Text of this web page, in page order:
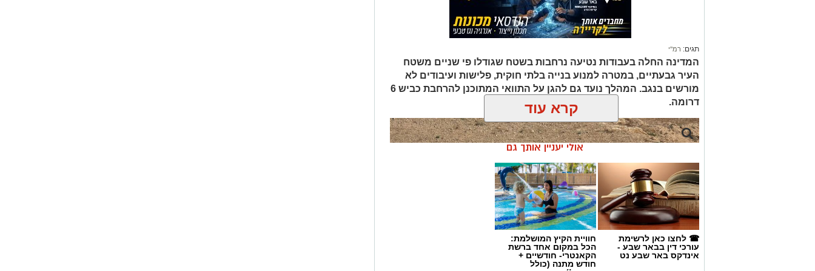
תגים: רמ''י
המדינה החלה בעבודות נטיעה נרחבות בשטח שגודלו פי שניים משטח
העיר גבעתיים, במטרה למנוע בנייה בלתי חוקית, פלישות ועיבודים לא
מורשים בנגב. המהלך נועד גם להגן על התוואי המתוכנן להרחבת כביש 6
דרומה.
קרא עוד
אולי יעניין אותך גם
☎ לחצו כאן לרשימת
עורכי דין בבאר שבע -
אינדקס באר שבע נט
חוויית הקיץ המושלמת:
הכל במקום אחד ברשת
הקאנטרי- חודשיים +
חודש מתנה (כולל